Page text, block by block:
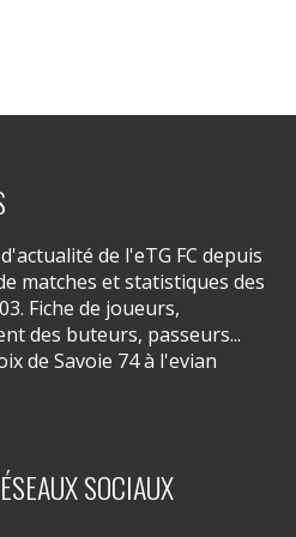
de l'eTG FC depuis
matches et statistiques des
Fiche de joueurs,
des buteurs, passeurs...
de Savoie 74 à l'evian
SOCIAUX